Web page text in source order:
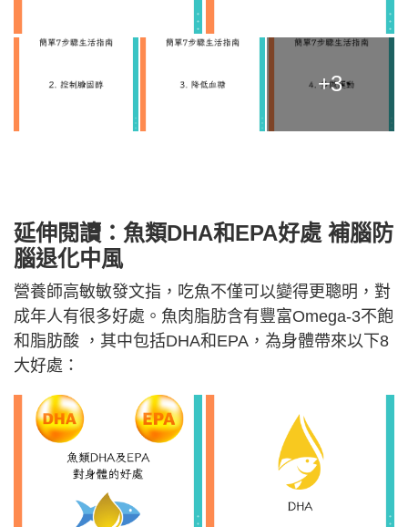
+3
延伸閱讀： 魚類DHA和EPA好處 補腦防
腦退化中風
營養師高敏敏發文指，吃魚不僅可以變得更聰明，對
成年人有很多好處。魚肉脂肪含有豐富Omega-3不飽
和脂肪酸 ，其中包括DHA和EPA，為身體帶來以下8
大好處：